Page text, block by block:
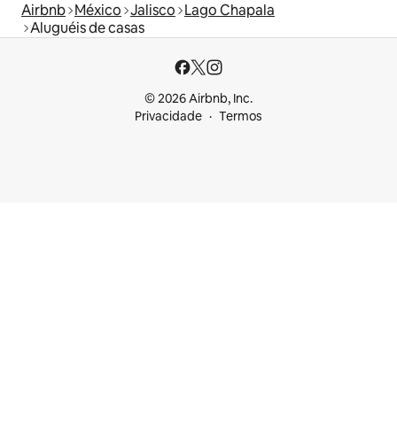
Airbnb México Jalisco Lago Chapala
Aluguéis de casas
© 2026 Airbnb, Inc.
Privacidade
Termos